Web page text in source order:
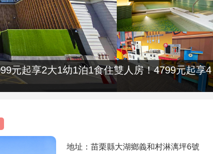
元起享2大1幼1泊1食住雙人房！4799元起享4
地址：苗栗縣大湖鄉義和村淋漓坪6號